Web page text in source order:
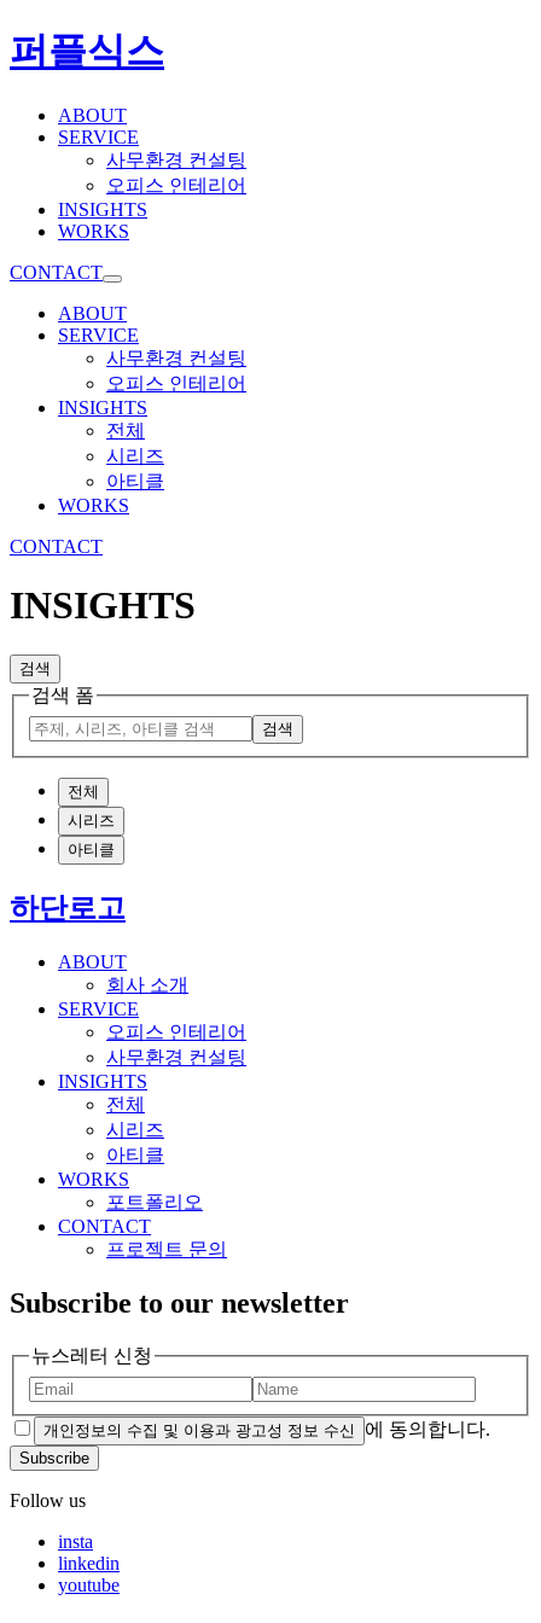
퍼플식스
ABOUT
SERVICE
사무환경 컨설팅
오피스 인테리어
INSIGHTS
WORKS
CONTACT
ABOUT
SERVICE
사무환경 컨설팅
오피스 인테리어
INSIGHTS
전체
시리즈
아티클
WORKS
CONTACT
INSIGHTS
검색
검색 폼
검색
전체
시리즈
아티클
하단로고
ABOUT
회사 소개
SERVICE
오피스 인테리어
사무환경 컨설팅
INSIGHTS
전체
시리즈
아티클
WORKS
포트폴리오
CONTACT
프로젝트 문의
Subscribe to our newsletter
뉴스레터 신청
개인정보의 수집 및 이용과 광고성 정보 수신 에 동의합니다.
Subscribe
Follow us
insta
linkedin
youtube